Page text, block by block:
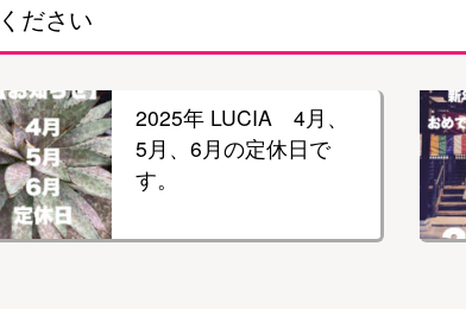
ださい
2025年 LUCIA 4月、
5月、6月の定休日で
す。